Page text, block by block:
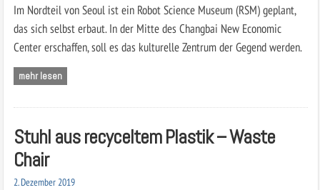
Im Nordteil von ­Seoul ist ein Robot Science Museum (RSM) geplant,
das sich selbst erbaut. In der Mitte des Changbai New Economic
Center erschaffen, soll es das kulturelle Zentrum der Gegend werden.
mehr lesen
Stuhl aus recyceltem Plastik – Waste
Chair
2. Dezember 2019